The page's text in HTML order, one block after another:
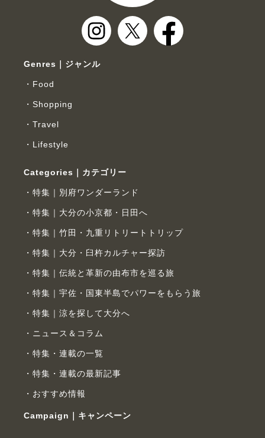
Genres｜ジャンル
Food
Shopping
Travel
Lifestyle
Categories｜カテゴリー
特集｜別府ワンダーランド
特集｜大分の小京都・日田へ
特集｜竹田・九重リトリートトリップ
特集｜大分・臼杵カルチャー探訪
特集｜伝統と革新の由布市を巡る旅
特集｜宇佐・国東半島でパワーをもらう旅
特集｜涼を探して大分へ
ニュース＆コラム
特集・連載の一覧
特集・連載の最新記事
おすすめ情報
Campaign｜キャンペーン